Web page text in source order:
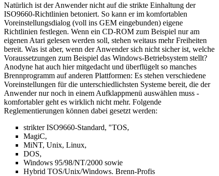
Natürlich ist der Anwender nicht auf die strikte Einhaltung der
ISO9660-Richtlinien betoniert. So kann er im komfortablen
Voreinstellungsdialog (voll ins GEM eingebunden) eigene
Richtlinien festlegen. Wenn ein CD-ROM zum Beispiel nur am
eigenen Atari gelesen werden soll, stehen weitaus mehr Freiheiten
bereit. Was ist aber, wenn der Anwender sich nicht sicher ist, welche
Voraussetzungen zum Beispiel das Windows-Betriebsystem stellt?
Anodyne hat auch hier mitgedacht und überflügelt so manches
Brennprogramm auf anderen Plattformen: Es stehen verschiedene
Voreinstellungen für die unterschiedlichsten Systeme bereit, die der
Anwender nur noch in einem Aufklappmenü auswählen muss -
komfortabler geht es wirklich nicht mehr. Folgende
Reglementierungen können dabei gesetzt werden:
strikter ISO9660-Standard, "TOS,
MagiC,
MiNT, Unix, Linux,
DOS,
Windows 95/98/NT/2000 sowie
Hybrid TOS/Unix/Windows. Brenn-Profis